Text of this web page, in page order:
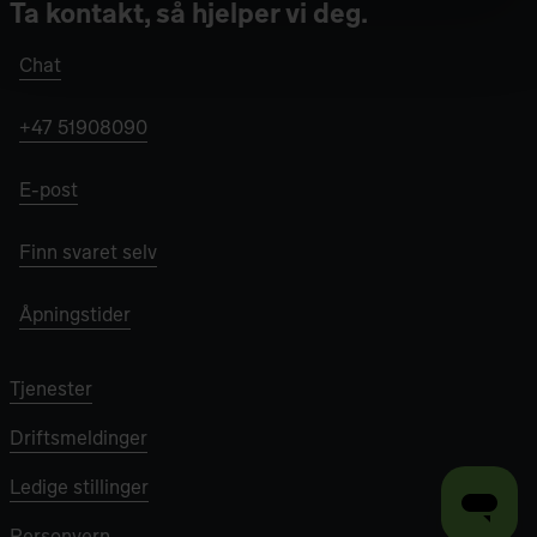
Ta kontakt, så hjelper vi deg.
Chat
+47 51908090
E-post
Finn svaret selv
Åpningstider
Tjenester
Driftsmeldinger
Ledige stillinger